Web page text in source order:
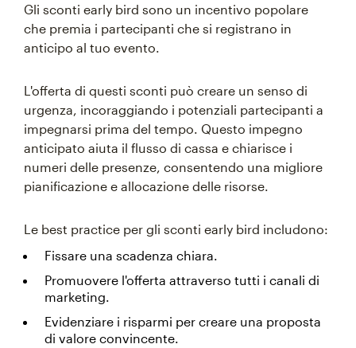
Gli sconti early bird sono un incentivo popolare
che premia i partecipanti che si registrano in
anticipo al tuo evento.
L'offerta di questi sconti può creare un senso di
urgenza, incoraggiando i potenziali partecipanti a
impegnarsi prima del tempo. Questo impegno
anticipato aiuta il flusso di cassa e chiarisce i
numeri delle presenze, consentendo una migliore
pianificazione e allocazione delle risorse.
Le best practice per gli sconti early bird includono:
Fissare una scadenza chiara.
Promuovere l'offerta attraverso tutti i canali di
marketing.
Evidenziare i risparmi per creare una proposta
di valore convincente.